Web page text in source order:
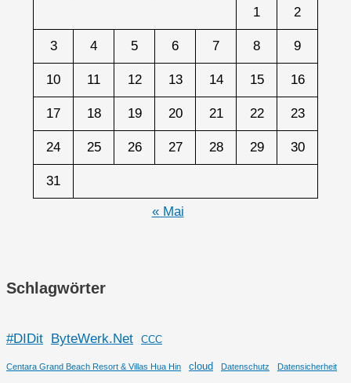
1 2
3 4 5 6 7 8 9
10 11 12 13 14 15 16
17 18 19 20 21 22 23
24 25 26 27 28 29 30
31
« Mai
Schlagwörter
#DIDit ByteWerk.Net CCC
Centara Grand Beach Resort & Villas Hua Hin cloud Datenschutz Datensicherheit